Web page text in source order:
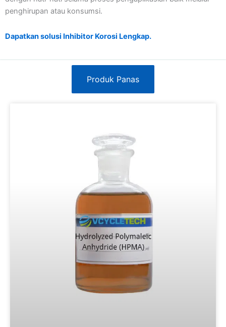
penghirupan atau konsumsi.
Dapatkan solusi Inhibitor Korosi Lengkap.
Produk Panas